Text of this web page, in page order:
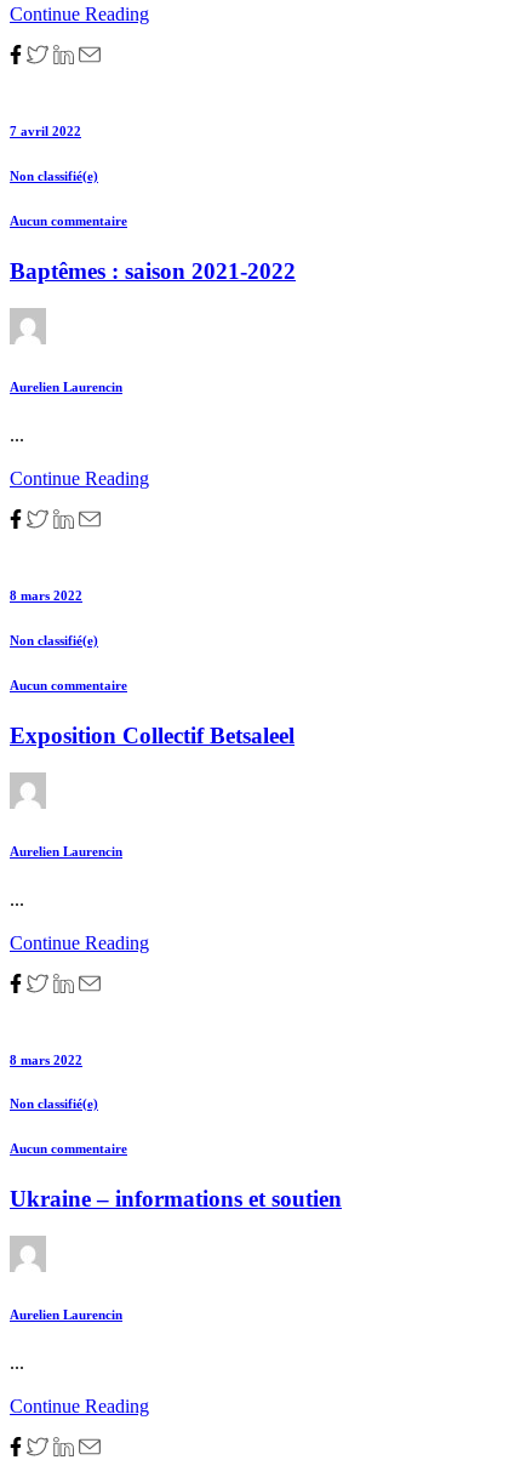
Continue Reading
7 avril 2022
Non classifié(e)
Aucun commentaire
Baptêmes : saison 2021-2022
Aurelien Laurencin
...
Continue Reading
8 mars 2022
Non classifié(e)
Aucun commentaire
Exposition Collectif Betsaleel
Aurelien Laurencin
...
Continue Reading
8 mars 2022
Non classifié(e)
Aucun commentaire
Ukraine – informations et soutien
Aurelien Laurencin
...
Continue Reading